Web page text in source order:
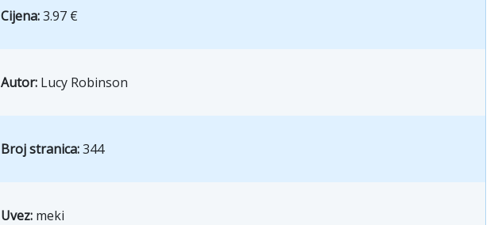
Cijena:3.97 €
Autor: Lucy Robinson
Broj stranica:344
Uvez: meki